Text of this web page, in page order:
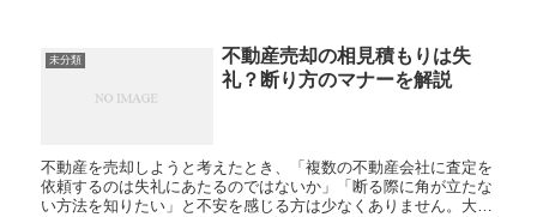
未分類
不動産売却の相見積もりは失
礼？断り方のマナーを解説
不動産を売却しようと考えたとき、「複数の不動産会社に査定を
依頼するのは失礼にあたるのではないか」「断る際に角が立たな
い方法を知りたい」と不安を感じる方は少なくありません。大切